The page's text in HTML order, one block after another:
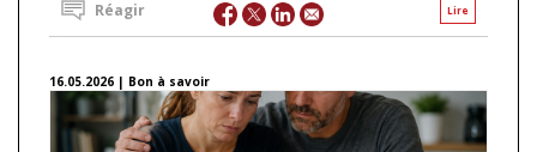
Lire
Réagir
16.05.2026 | Bon à savoir